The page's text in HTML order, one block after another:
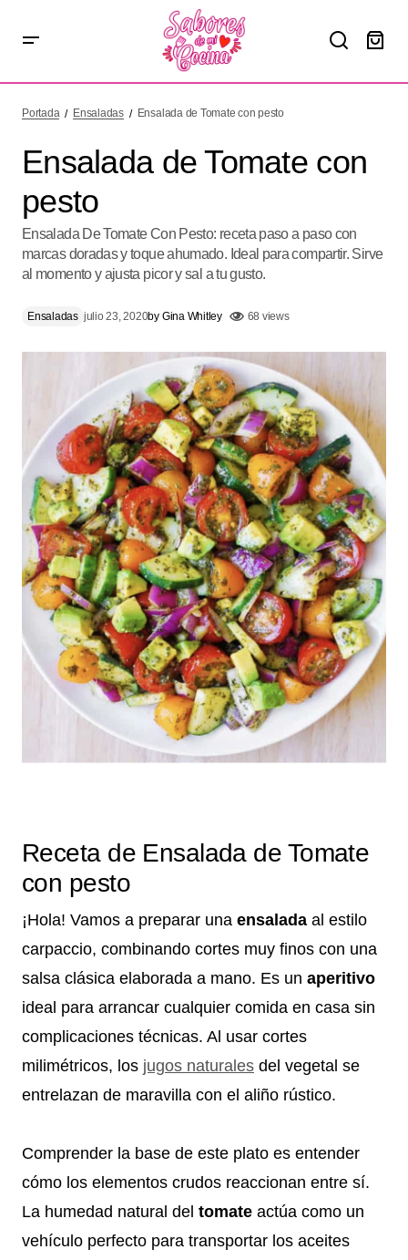
Portada Ensaladas Ensalada de Tomate con pesto
Ensalada de Tomate con
pesto
Ensalada De Tomate Con Pesto: receta paso a paso con
marcas doradas y toque ahumado. Ideal para compartir. Sirve
al momento y ajusta picor y sal a tu gusto.
Ensaladas julio 23, 2020by Gina Whitley 68 views
Receta de Ensalada de Tomate
con pesto
¡Hola! Vamos a preparar una ensalada al estilo
carpaccio, combinando cortes muy finos con una
salsa clásica elaborada a mano. Es un aperitivo
ideal para arrancar cualquier comida en casa sin
complicaciones técnicas. Al usar cortes
milimétricos, los jugos naturales del vegetal se
entrelazan de maravilla con el aliño rústico.
Comprender la base de este plato es entender
cómo los elementos crudos reaccionan entre sí.
La humedad natural del tomate actúa como un
vehículo perfecto para transportar los aceites